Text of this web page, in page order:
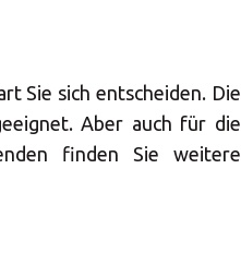
Sie sich entscheiden. Die
Aber auch für die
finden Sie weitere